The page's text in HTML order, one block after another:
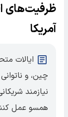
ظرفیت‌های
آمریکا
ایالات
چین، و
نیازمند
همسو عمل